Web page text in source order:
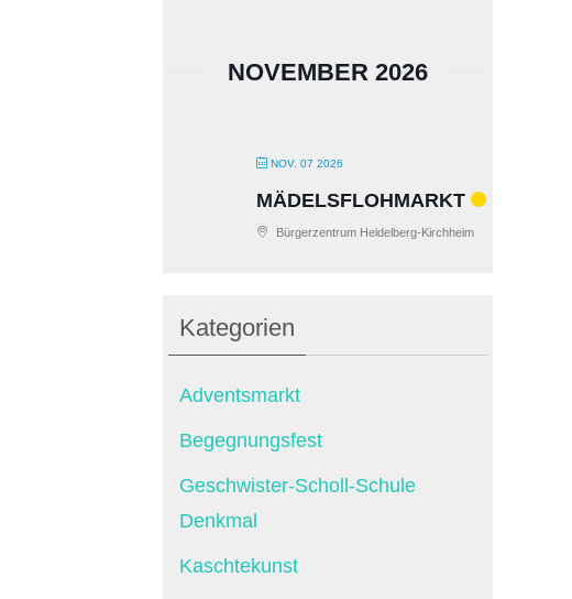
NOVEMBER 2026
NOV. 07 2026
MÄDELSFLOHMARKT
Bürgerzentrum Heidelberg-Kirchheim
Kategorien
Adventsmarkt
Begegnungsfest
Geschwister-Scholl-Schule
Denkmal
Kaschtekunst